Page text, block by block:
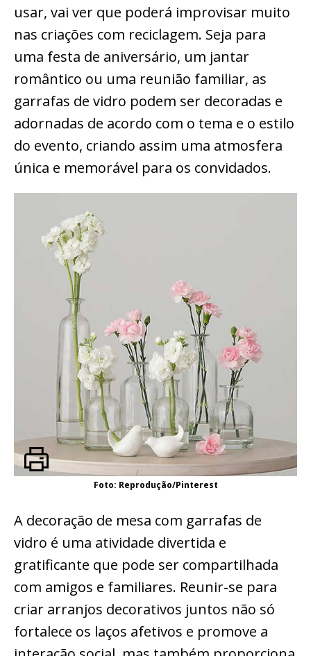
usar, vai ver que poderá improvisar muito
nas criações com reciclagem. Seja para
uma festa de aniversário, um jantar
romântico ou uma reunião familiar, as
garrafas de vidro podem ser decoradas e
adornadas de acordo com o tema e o estilo
do evento, criando assim uma atmosfera
única e memorável para os convidados.
Foto: Reprodução/Pinterest
A decoração de mesa com garrafas de
vidro é uma atividade divertida e
gratificante que pode ser compartilhada
com amigos e familiares. Reunir-se para
criar arranjos decorativos juntos não só
fortalece os laços afetivos e promove a